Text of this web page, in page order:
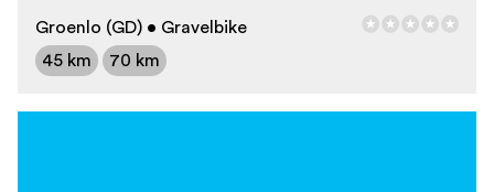
Groenlo (GD) • Gravelbike
45 km
70 km